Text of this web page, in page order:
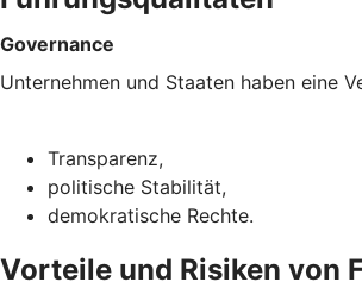
Governance
Unternehmen und Staaten haben eine
Transparenz,
politische Stabilität,
demokratische Rechte.
Vorteile und Risiken von